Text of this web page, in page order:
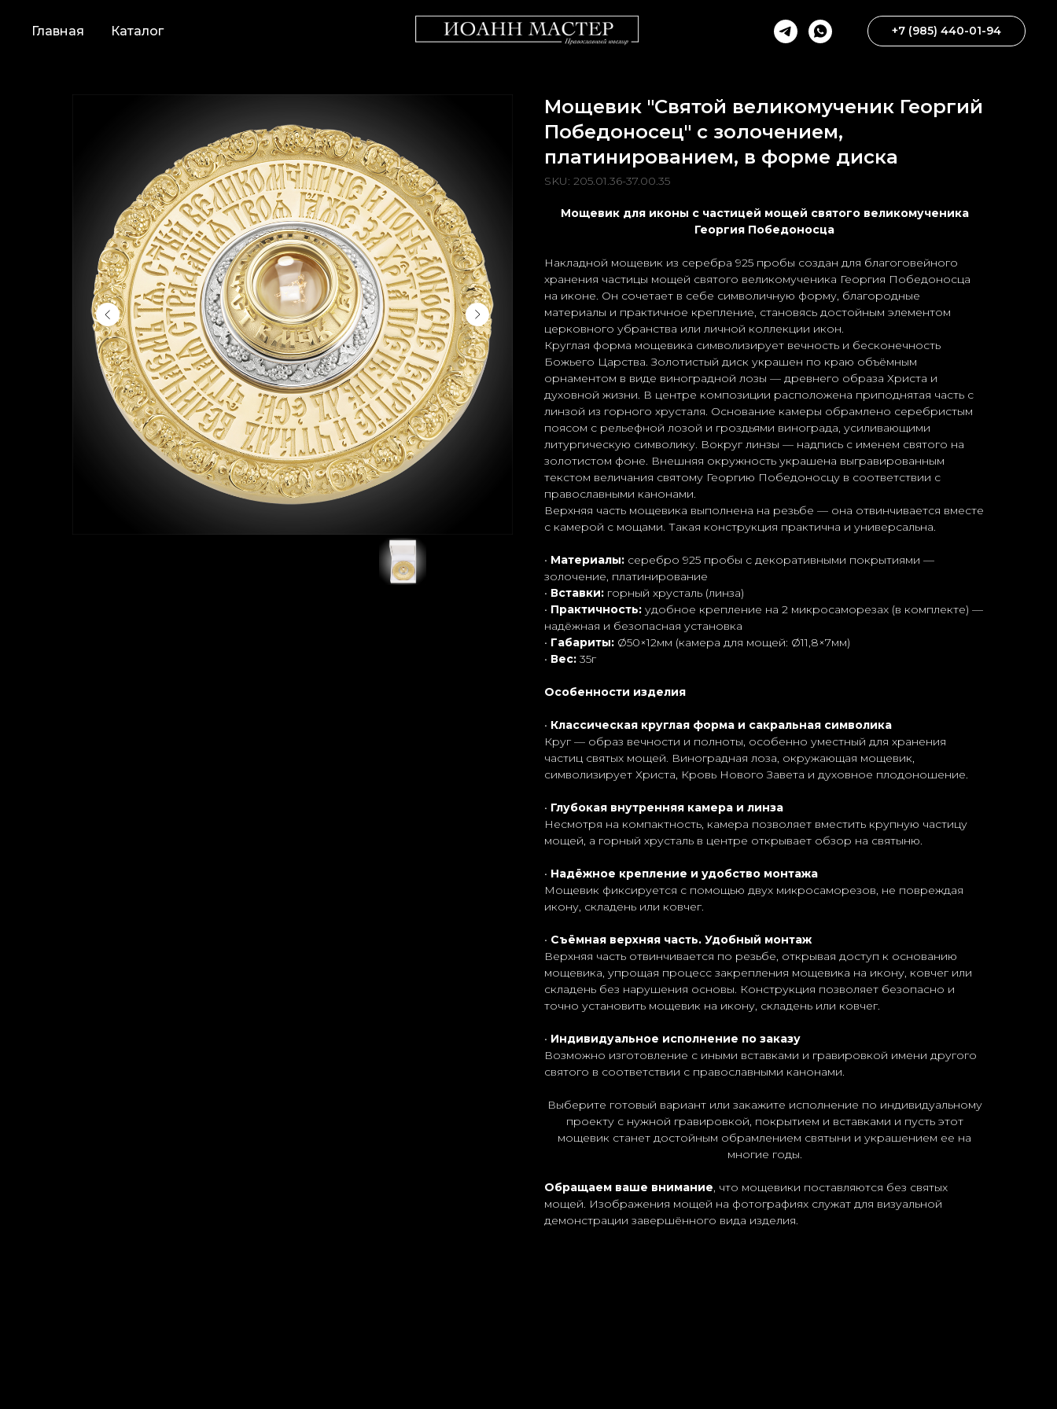
Главная Каталог +7 (985) 440-01-94
Мощевик "Святой великомученик Георгий
Победоносец" с золочением,
платинированием, в форме диска
SKU: 205.01.36-37.00.35
Мощевик для иконы с частицей мощей святого великомученика
Георгия Победоносца
Накладной мощевик из серебра 925 пробы создан для благоговейного
хранения частицы мощей святого великомученика Георгия Победоносца
на иконе. Он сочетает в себе символичную форму, благородные
материалы и практичное крепление, становясь достойным элементом
церковного убранства или личной коллекции икон.
Круглая форма мощевика символизирует вечность и бесконечность
Божьего Царства. Золотистый диск украшен по краю объёмным
орнаментом в виде виноградной лозы — древнего образа Христа и
духовной жизни. В центре композиции расположена приподнятая часть с
линзой из горного хрусталя. Основание камеры обрамлено серебристым
поясом с рельефной лозой и гроздьями винограда, усиливающими
литургическую символику. Вокруг линзы — надпись с именем святого на
золотистом фоне. Внешняя окружность украшена выгравированным
текстом величания святому Георгию Победоносцу в соответствии с
православными канонами.
Верхняя часть мощевика выполнена на резьбе — она отвинчивается вместе
с камерой с мощами. Такая конструкция практична и универсальна.
• Материалы: серебро 925 пробы с декоративными покрытиями —
золочение, платинирование
• Вставки: горный хрусталь (линза)
• Практичность: удобное крепление на 2 микросаморезах (в комплекте) —
надёжная и безопасная установка
• Габариты: Ø50×12мм (камера для мощей: Ø11,8×7мм)
• Вес: 35г
Особенности изделия
• Классическая круглая форма и сакральная символика
Круг — образ вечности и полноты, особенно уместный для хранения
частиц святых мощей. Виноградная лоза, окружающая мощевик,
символизирует Христа, Кровь Нового Завета и духовное плодоношение.
• Глубокая внутренняя камера и линза
Несмотря на компактность, камера позволяет вместить крупную частицу
мощей, а горный хрусталь в центре открывает обзор на святыню.
• Надёжное крепление и удобство монтажа
Мощевик фиксируется с помощью двух микросаморезов, не повреждая
икону, складень или ковчег.
• Съёмная верхняя часть. Удобный монтаж
Верхняя часть отвинчивается по резьбе, открывая доступ к основанию
мощевика, упрощая процесс закрепления мощевика на икону, ковчег или
складень без нарушения основы. Конструкция позволяет безопасно и
точно установить мощевик на икону, складень или ковчег.
• Индивидуальное исполнение по заказу
Возможно изготовление с иными вставками и гравировкой имени другого
святого в соответствии с православными канонами.
Выберите готовый вариант или закажите исполнение по индивидуальному
проекту с нужной гравировкой, покрытием и вставками и пусть этот
мощевик станет достойным обрамлением святыни и украшением ее на
многие годы.
Обращаем ваше внимание, что мощевики поставляются без святых
мощей. Изображения мощей на фотографиях служат для визуальной
демонстрации завершённого вида изделия.